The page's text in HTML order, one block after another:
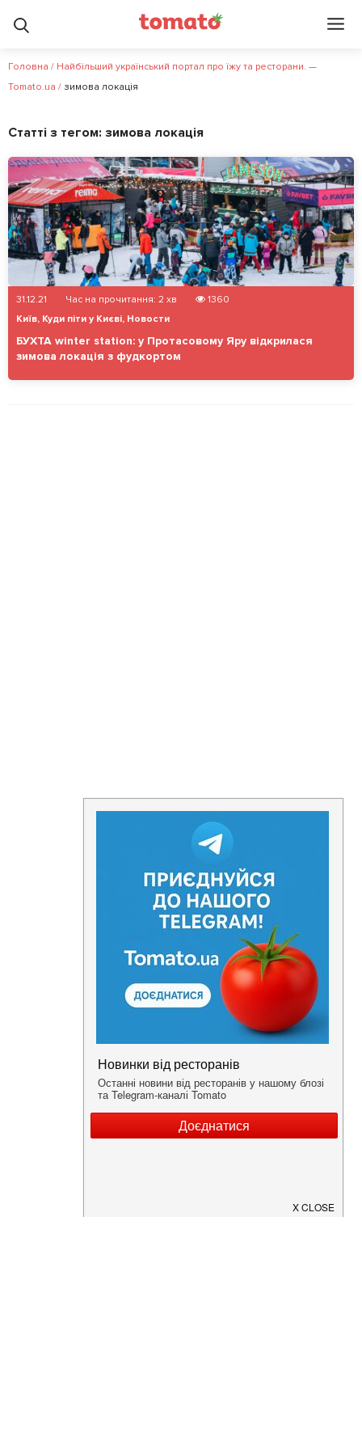
Головна / Найбільший український портал про їжу та ресторани. —
Tomato.ua / зимова локація
Статті з тегом: зимова локація
31.12.21 Час на прочитання: 2 хв
1360
Київ, Куди піти у Києві, Новости
БУХТА winter station: у Протасовому Яру відкрилася
зимова локація з фудкортом